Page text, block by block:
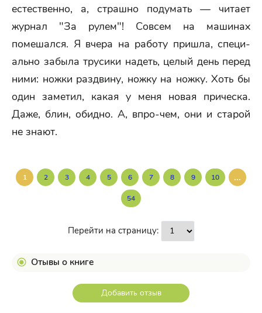
естественно, а, страшно подумать — читает
журнал "За рулем"! Совсем на машинах
помешался. Я вчера на работу пришла, специ-
ально забыла трусики надеть, целый день перед
ними: ножки раздвину, ножку на ножку. Хоть бы
один заметил, какая у меня новая прическа.
Даже, блин, обидно. А, впро-чем, они и старой
не знают.
1 2 3 4 5 6 7 8 9 10 ...
54
Перейти на страницу:
Отывы о книге
Добавить отзыв